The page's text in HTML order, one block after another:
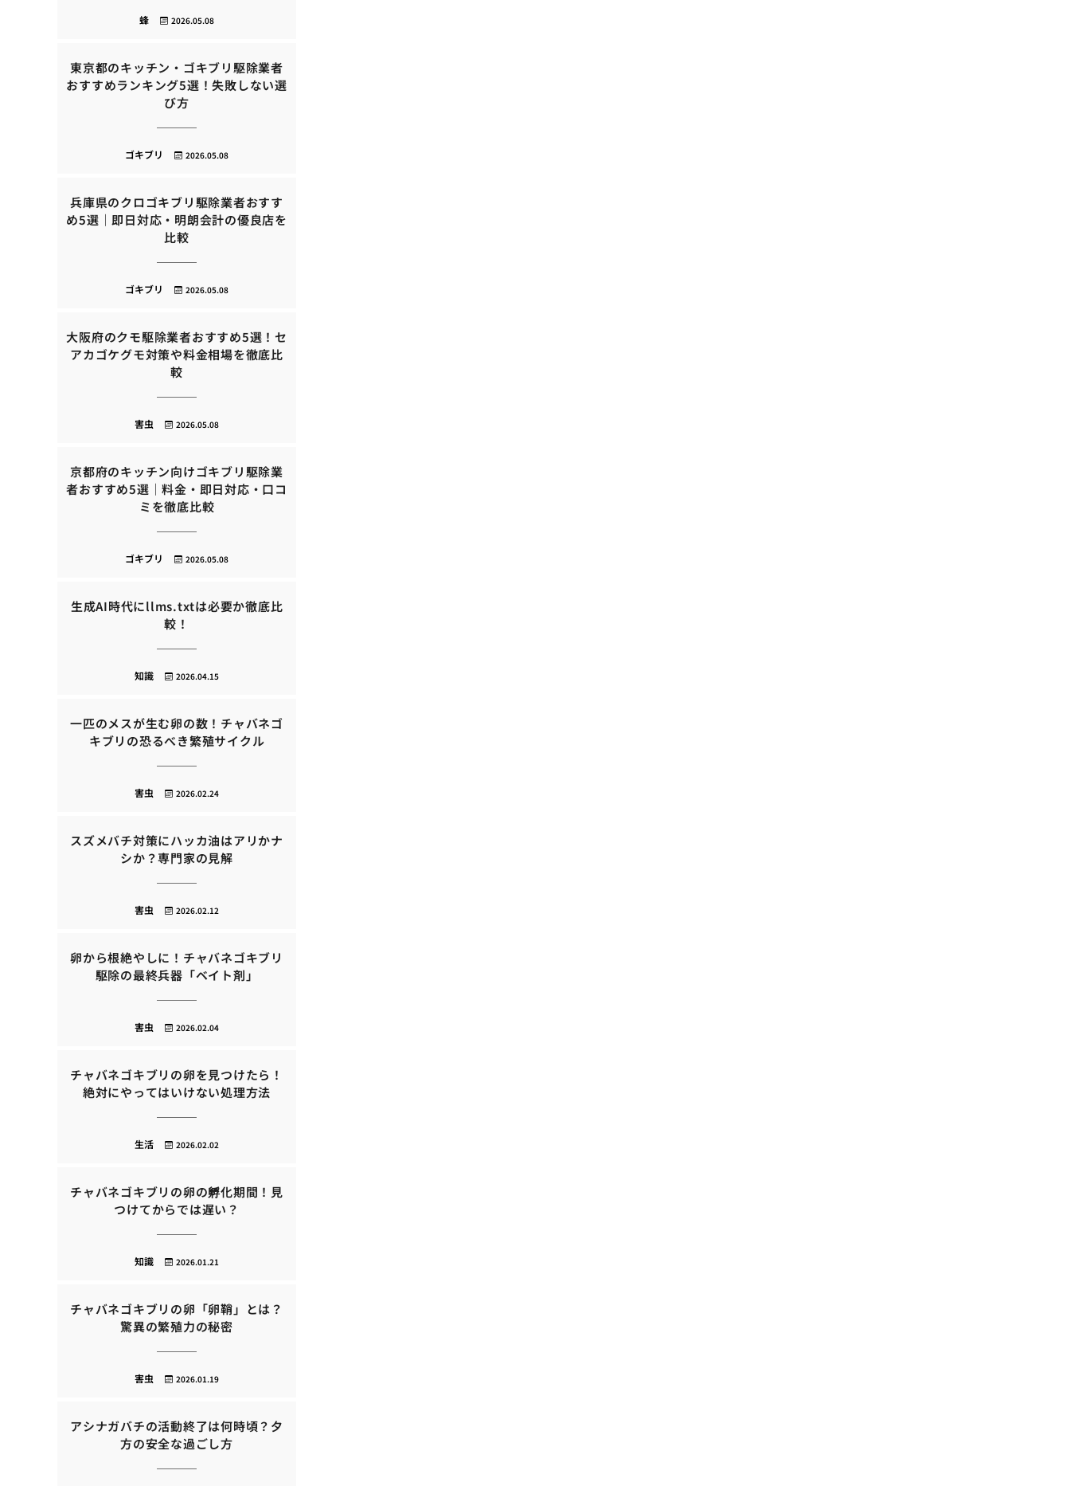
2026.05.08
蜂
東京都のキッチン・ゴキブリ駆除業者
おすすめランキング5選！失敗しない選
び方
2026.05.08
ゴキブリ
兵庫県のクロゴキブリ駆除業者おすす
め5選｜即日対応・明朗会計の優良店を
比較
2026.05.08
ゴキブリ
大阪府のクモ駆除業者おすすめ5選！セ
アカゴケグモ対策や料金相場を徹底比
較
2026.05.08
害虫
京都府のキッチン向けゴキブリ駆除業
者おすすめ5選｜料金・即日対応・口コ
ミを徹底比較
2026.05.08
ゴキブリ
生成AI時代にllms.txtは必要か徹底比
較！
2026.04.15
知識
一匹のメスが生む卵の数！チャバネゴ
キブリの恐るべき繁殖サイクル
2026.02.24
害虫
スズメバチ対策にハッカ油はアリかナ
シか？専門家の見解
2026.02.12
害虫
卵から根絶やしに！チャバネゴキブリ
駆除の最終兵器「ベイト剤」
2026.02.04
害虫
チャバネゴキブリの卵を見つけたら！
絶対にやってはいけない処理方法
2026.02.02
生活
チャバネゴキブリの卵の孵化期間！見
つけてからでは遅い？
2026.01.21
知識
チャバネゴキブリの卵「卵鞘」とは？
驚異の繁殖力の秘密
2026.01.19
害虫
アシナガバチの活動終了は何時頃？夕
方の安全な過ごし方